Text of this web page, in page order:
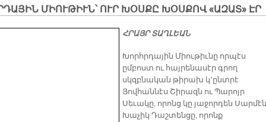
ՄԻՈՒԹԻՒՆ՝ ՈՒՐ ԽՕՍՔԸ ԽՕՍՔՈՎ «ԱԶԱՏ» ԷՐ
ՀՐԱՅՐ ՏԱՂԼԵԱՆ
Խորհրդային Միութիւնը որպէս
ըմբոստ ու հայրենասէր գրող
սկզբնական թիրախ կ՚ընտրէ
Յովհաննէս Շիրազն ու Պարոյր
Սեւակը, որոնց կը յաջորդեն
Խաչիկ Դաշտենցը, որոնք